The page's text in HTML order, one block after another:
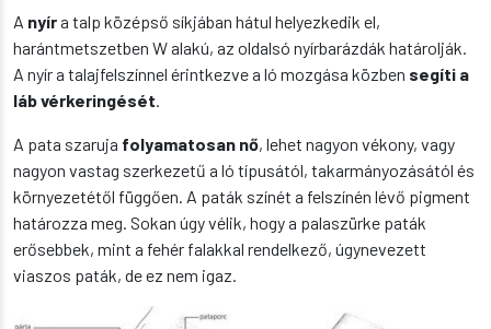
A nyíra talp középső síkjában hátul helyezkedik el,
harántmetszetben W alakú, az oldalsó nyírbarázdák határolják.
A nyír a talajfelszínnel érintkezve a ló mozgása közben segíti a
láb vérkeringését
A pata szaruja folyamatosan nő, lehet nagyon vékony, vagy
nagyon vastag szerkezetű a ló típusától, takarmányozásától és
környezetétől függően. A paták színét a felszínén lévő pigment
határozza meg. Sokan úgy vélik, hogy a palaszürke paták
erősebbek, mint a fehér falakkal rendelkező, úgynevezett
viaszos paták, de ez nem igaz.